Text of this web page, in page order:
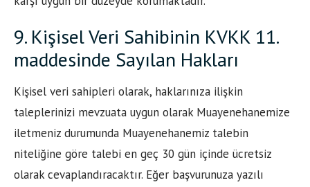
9. Kişisel Veri Sahibinin KVKK 11.
maddesinde Sayılan Hakları
Kişisel veri sahipleri olarak, haklarınıza ilişkin
taleplerinizi mevzuata uygun olarak Muayenehanemize
iletmeniz durumunda Muayenehanemiz talebin
niteliğine göre talebi en geç 30 gün içinde ücretsiz
olarak cevaplandıracaktır. Eğer başvurunuza yazılı